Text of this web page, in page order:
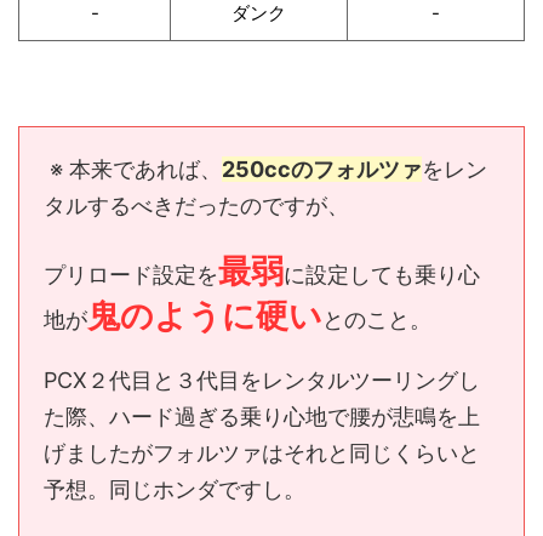
- ダンク -
※ 本来であれば、 250ccのフォルツァをレン
タルするべきだったのですが、
プリロード設定を最弱に設定しても乗り心
地が鬼のように硬いとのこと。
PCX２代目と３代目をレンタルツーリングし
た際、ハード過ぎる乗り心地で腰が悲鳴を上
げましたがフォルツァはそれと同じくらいと
予想。同じホンダですし。